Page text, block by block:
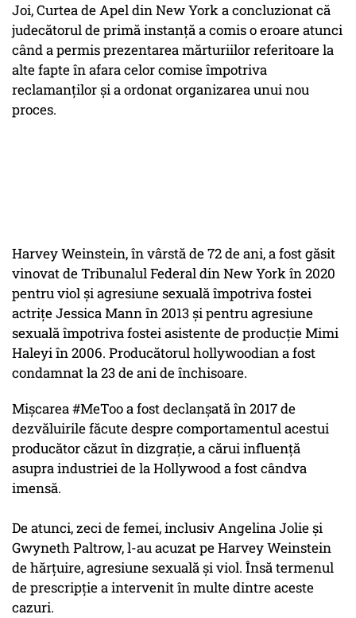
Joi, Curtea de Apel din New York a concluzionat că
judecătorul de primă instanță a comis o eroare atunci
când a permis prezentarea mărturiilor referitoare la
alte fapte în afara celor comise împotriva
reclamanților și a ordonat organizarea unui nou
proces.
Harvey Weinstein, în vârstă de 72 de ani, a fost găsit
vinovat de Tribunalul Federal din New York în 2020
pentru viol și agresiune sexuală împotriva fostei
actrițe Jessica Mann în 2013 și pentru agresiune
sexuală împotriva fostei asistente de producție Mimi
Haleyi în 2006. Producătorul hollywoodian a fost
condamnat la 23 de ani de închisoare.
Mişcarea #MeToo a fost declanşată în 2017 de
dezvăluirile făcute despre comportamentul acestui
producător căzut în dizgraţie, a cărui influenţă
asupra industriei de la Hollywood a fost cândva
imensă.
De atunci, zeci de femei, inclusiv Angelina Jolie şi
Gwyneth Paltrow, l-au acuzat pe Harvey Weinstein
de hărţuire, agresiune sexuală şi viol. Însă termenul
de prescripţie a intervenit în multe dintre aceste
cazuri.